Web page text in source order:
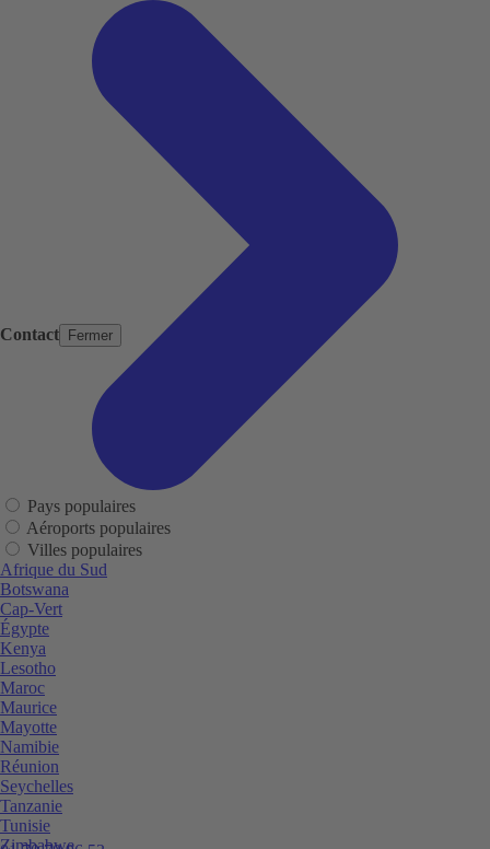
Contact Fermer
Pays populaires
Aéroports populaires
Villes populaires
Afrique du Sud
Botswana
Cap-Vert
Égypte
Kenya
Lesotho
Maroc
Maurice
Mayotte
Namibie
Réunion
Seychelles
Tanzanie
Tunisie
Zimbabwe